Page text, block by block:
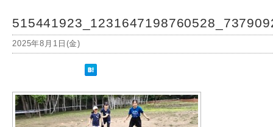
2025年8月1日(金)